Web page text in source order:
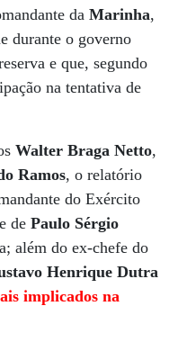
da Marinha,
durante o governo
e que, segundo
na tentativa de
Walter Braga Netto,
Ramos, o relatório
do Exército
e de Paulo Sérgio
além do ex-chefe do
Henrique Dutra
implicados na